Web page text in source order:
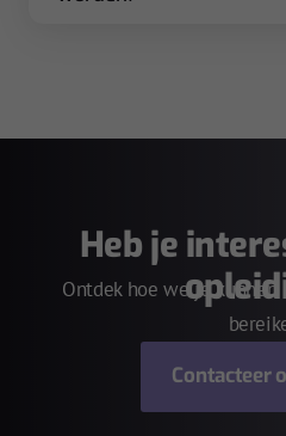
Heb je
Ontdek hoe we je
Contacteer